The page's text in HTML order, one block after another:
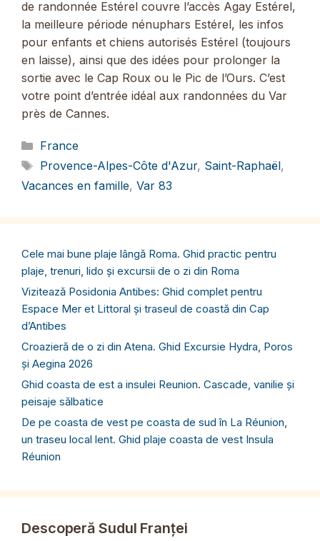
de randonnée Estérel couvre l’accès Agay Estérel,
la meilleure période nénuphars Estérel, les infos
pour enfants et chiens autorisés Estérel (toujours
en laisse), ainsi que des idées pour prolonger la
sortie avec le Cap Roux ou le Pic de l’Ours. C’est
votre point d’entrée idéal aux randonnées du Var
près de Cannes.
Catégories
France
Étiquettes
Provence-Alpes-Côte d'Azur, Saint-Raphaël,
Vacances en famille, Var 83
Cele mai bune plaje lângă Roma. Ghid practic pentru
plaje, trenuri, lido și excursii de o zi din Roma
Vizitează Posidonia Antibes: Ghid complet pentru
Espace Mer et Littoral și traseul de coastă din Cap
d’Antibes
Croazieră de o zi din Atena. Ghid Excursie Hydra, Poros
și Aegina 2026
Ghid coasta de est a insulei Reunion. Cascade, vanilie și
peisaje sălbatice
De pe coasta de vest pe coasta de sud în La Réunion,
un traseu local lent. Ghid plaje coasta de vest Insula
Réunion
Descoperă Sudul Franței